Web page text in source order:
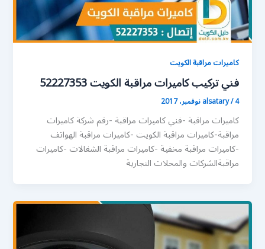
كاميرات مراقبة الكويت
فني تركيب كاميرات مراقبة الكويت 52227353
alsatary/4 نوفمبر، 2017
كاميرات مراقبة -فني كاميرات مراقبة -رقم شركة كاميرات
مراقبة-كاميرات مراقبة الكويت -كاميرات مراقبة الهواتف
-كاميرات مراقبة مخفية -كاميرات مراقبة الشغالات -كاميرات
مراقبةالشركات والمحلات التجارية